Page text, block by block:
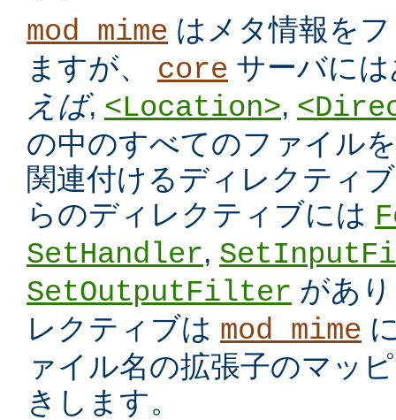
mod_mime はメタ情報を
ますが、 core サーバに
えば, <Location>,
の中のすべてのファイル
関連付けるディレクティ
らのディレクティブには
SetHandler,
SetOutputFilter があ
レクティブは mod_mime
ァイル名の拡張子のマッ
きします。